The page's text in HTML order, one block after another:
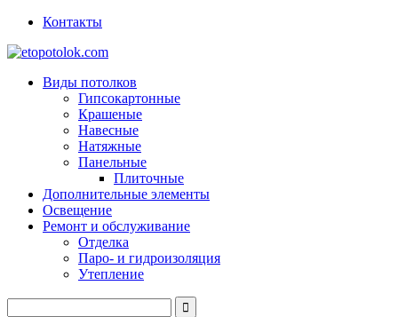
Контакты
Виды потолков
Гипсокартонные
Крашеные
Навесные
Натяжные
Панельные
Плиточные
Дополнительные элементы
Освещение
Ремонт и обслуживание
Отделка
Паро- и гидроизоляция
Утепление